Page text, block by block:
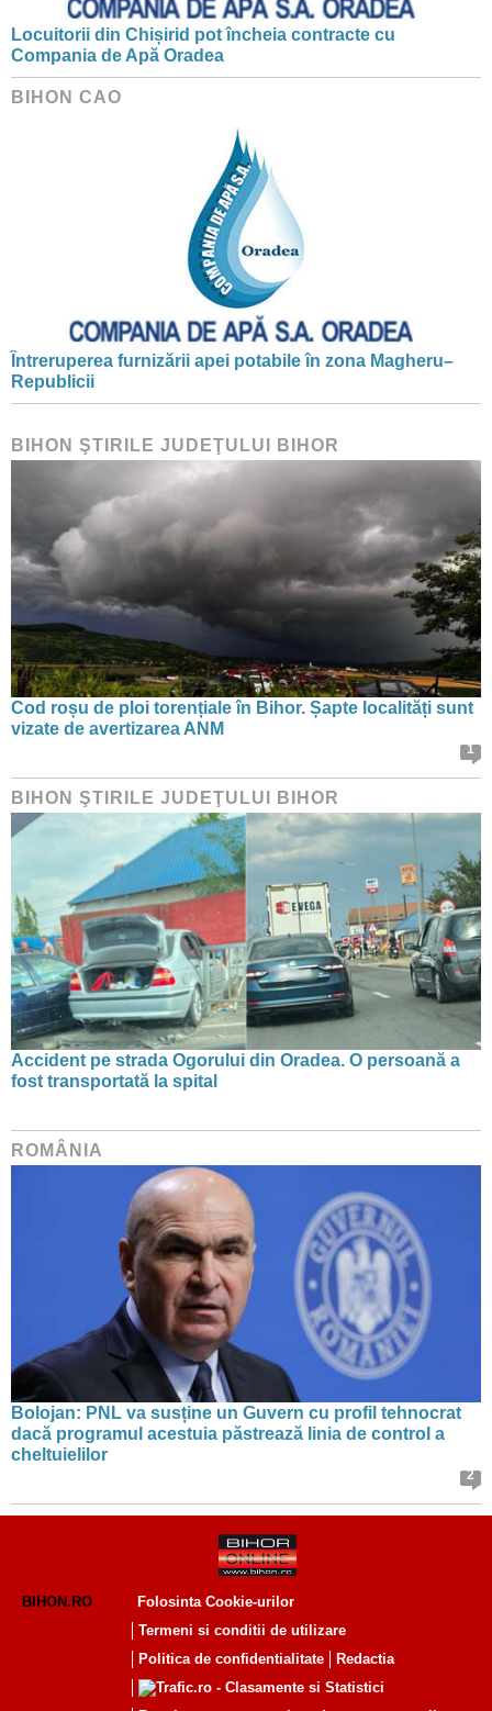
Locuitorii din Chișirid pot încheia contracte cu
Compania de Apă Oradea
BIHON CAO
Întreruperea furnizării apei potabile în zona Magheru–
Republicii
BIHON ŞTIRILE JUDEŢULUI BIHOR
Cod roșu de ploi torențiale în Bihor. Șapte localități sunt
vizate de avertizarea ANM
1
BIHON ŞTIRILE JUDEŢULUI BIHOR
Accident pe strada Ogorului din Oradea. O persoană a
fost transportată la spital
ROMÂNIA
Bolojan: PNL va susține un Guvern cu profil tehnocrat
dacă programul acestuia păstrează linia de control a
cheltuielilor
2
BIHON.RO
Folosinta Cookie-urilor
Termeni si conditii de utilizare
Politica de confidentialitate
Redactia